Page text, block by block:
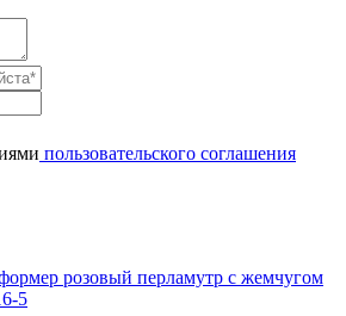
пользовательского соглашения